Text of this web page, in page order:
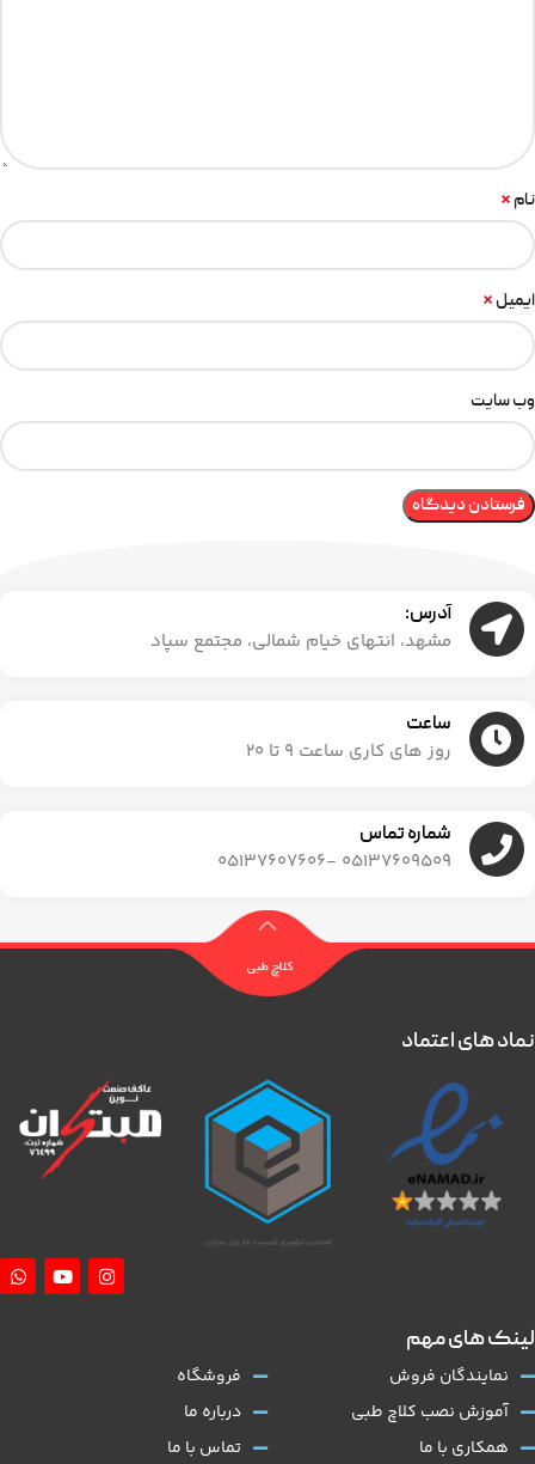
نام *
ایمیل *
وب‌ سایت
آدرس:
مشهد، انتهای خیام شمالی، مجتمع سپاد
ساعت
روز های کاری ساعت ۹ تا ۲۰
شماره تماس
05137609509 -05137607606
لینک های مهم
نمایندگان فروش
آموزش نصب کلاچ طبی
همکاری با ما
فروشگاه
درباره ما
تماس با ما
نماد های اعتماد